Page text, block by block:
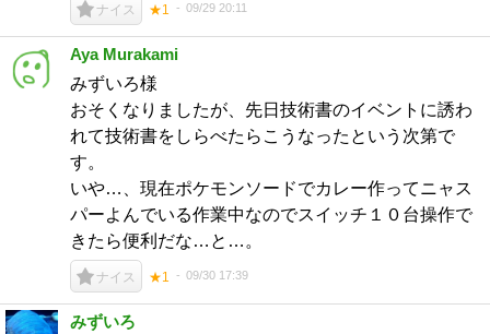
ナイス ★1 09/29 20:11
Aya Murakami
みずいろ様
おそくなりましたが、先日技術書のイベントに誘わ
れて技術書をしらべたらこうなったという次第で
す。
いや…、現在ポケモンソードでカレー作ってニャス
パーよんでいる作業中なのでスイッチ１０台操作で
きたら便利だな…と…。
ナイス ★1 09/30 17:39
みずいろ